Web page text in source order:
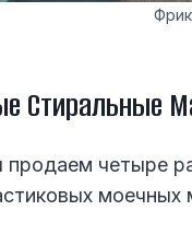
Стиральные
четыре